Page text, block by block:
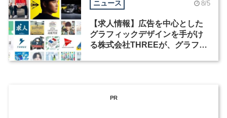
ニュース 8/5
【求人情報】広告を中心とした
グラフィックデザインを手がけ
る株式会社THREEが、グラフィ
PR